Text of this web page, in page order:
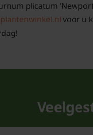
plicatum
voor u